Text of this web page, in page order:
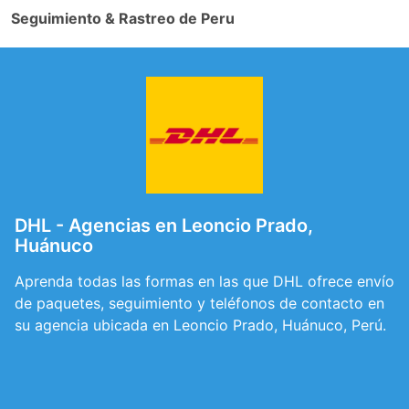
Seguimiento & Rastreo de Peru
DHL - Agencias en Leoncio Prado,
Huánuco
Aprenda todas las formas en las que DHL ofrece envío
de paquetes, seguimiento y teléfonos de contacto en
su agencia ubicada en Leoncio Prado, Huánuco, Perú.